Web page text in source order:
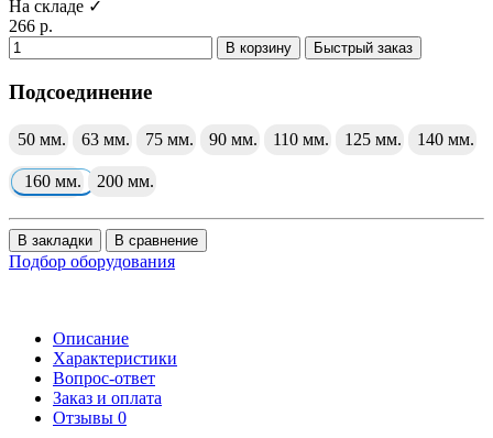
На складе ✓
266 р.
В корзину Быстрый заказ
Подсоединение
50 мм. 63 мм. 75 мм. 90 мм. 110 мм. 125 мм. 140 мм.
160 мм. 200 мм.
В закладки В сравнение
Подбор оборудования
Описание
Характеристики
Вопрос-ответ
Заказ и оплата
Отзывы 0